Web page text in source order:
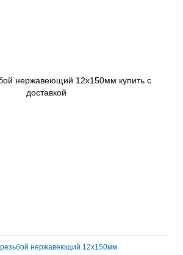
резьбой нержавеющий 12х150мм